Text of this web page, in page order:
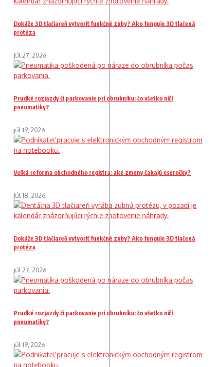
Dokáže 3D tlačiareň vytvoriť funkčné zuby? Ako funguje 3D tlačená
protéza
júl 27, 2026
Prudké rozjazdy či parkovanie pri obrubníku: čo všetko ničí
pneumatiky?
júl 19, 2026
Veľká reforma obchodného registra: aké zmeny čakajú eseročky?
júl 18, 2026
Dokáže 3D tlačiareň vytvoriť funkčné zuby? Ako funguje 3D tlačená
protéza
júl 27, 2026
Prudké rozjazdy či parkovanie pri obrubníku: čo všetko ničí
pneumatiky?
júl 19, 2026